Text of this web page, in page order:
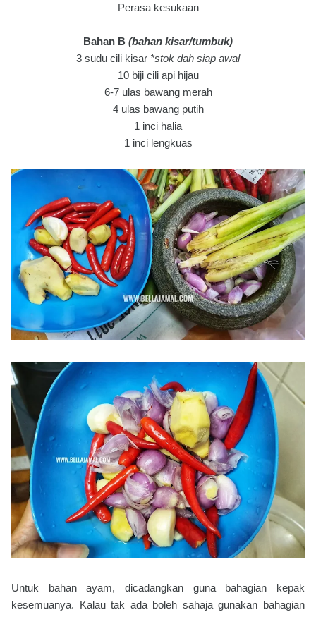
Perasa kesukaan
Bahan B (bahan kisar/tumbuk)
3 sudu cili kisar *stok dah siap awal
10 biji cili api hijau
6-7 ulas bawang merah
4 ulas bawang putih
1 inci halia
1 inci lengkuas
Untuk bahan ayam, dicadangkan guna bahagian kepak
kesemuanya. Kalau tak ada boleh sahaja gunakan bahagian